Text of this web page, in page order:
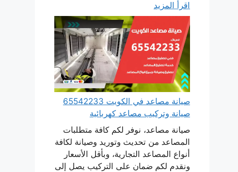
اقرأ المزيد
صيانة مصاعد في الكويت 65542233
صيانة وتركيب مصاعد كهربائية
صيانة مصاعد، نوفر لكم كافة متطلبات
المصاعد من تحديث وتوريد وصيانة لكافة
أنواع المصاعد التجارية، وبأقل الأسعار
ونقدم لكم ضمان على التركيب يصل إلى